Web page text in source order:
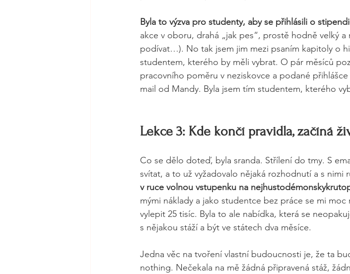
Byla to výzva pro studenty, aby se přihlásili o
akce v oboru, drahá „jak pes“, prostě hodně velký
podívat…). No tak jsem jim mezi psaním kapitoly o
studentem, kterého by měli vybrat. O pár měsíců
pracovního poměru v neziskovce a podané
mail od Mandy. Byla jsem tím studentem, kterého
Lekce 3: Kde končí pravidla, začíná
Co se dělo doteď, byla sranda. Střílení do tmy. S
svítat, a to už vyžadovalo nějaká rozhodnutí a s nimi
v ruce volnou vstupenku na
mými náklady a jako studentce bez práce se mi
vylepit 25 tisíc. Byla to ale nabídka, která se
s nějakou stáží a být ve státech dva měsíce.
Jedna věc na tvoření vlastní budoucnosti je, že ta
nothing. Nečekala na mě žádná připravená stáž,